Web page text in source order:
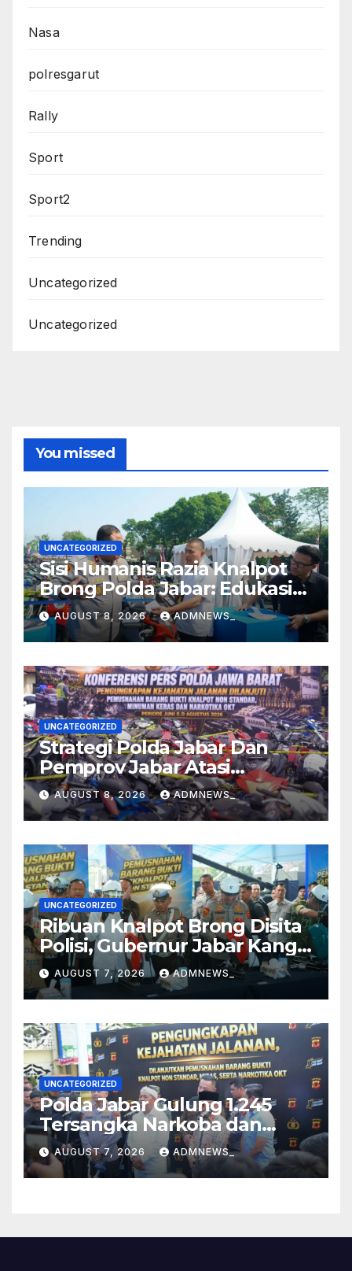
Nasa
polresgarut
Rally
Sport
Sport2
Trending
Uncategorized
Uncategorized
You missed
UNCATEGORIZED
Sisi Humanis Razia Knalpot
Brong Polda Jabar: Edukasi
Pengendara Hingga Ganti
Knalpot Sukarela
AUGUST 8, 2026 ADMNEWS_
UNCATEGORIZED
Strategi Polda Jabar Dan
Pemprov Jabar Atasi
Kejahatan Jalanan
AUGUST 8, 2026 ADMNEWS_
UNCATEGORIZED
Ribuan Knalpot Brong Disita
Polisi, Gubernur Jabar Kang
Dedi Bakal Berikan
Kompensasi Knalpot Standar
AUGUST 7, 2026 ADMNEWS_
UNCATEGORIZED
Polda Jabar Gulung 1.245
Tersangka Narkoba dan
Miras, Jutaan Obat Keras
Dimusnahkan
AUGUST 7, 2026 ADMNEWS_